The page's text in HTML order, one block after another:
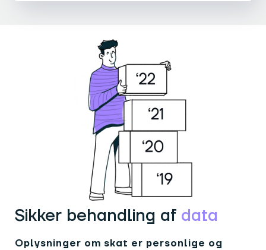
Sikker behandling af data
Oplysninger om skat er personlige og